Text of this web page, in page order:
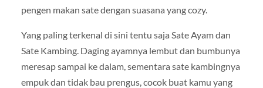
pengen makan sate dengan suasana yang cozy.
Yang paling terkenal di sini tentu saja Sate Ayam dan
Sate Kambing. Daging ayamnya lembut dan bumbunya
meresap sampai ke dalam, sementara sate kambingnya
empuk dan tidak bau prengus, cocok buat kamu yang